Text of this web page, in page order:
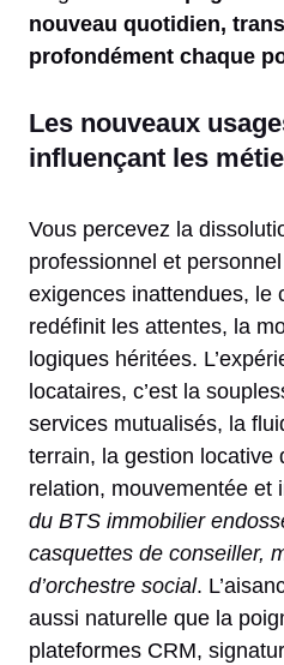
nouveau quotidien,
profondément chaque
Les nouveaux
influençant les
Vous percevez la
professionnel et
exigences inattendues, le
redéfinit les attentes, la
logiques héritées.
locataires, c’est la
services mutualisés, la
terrain, la gestion locative
relation, mouvementée et
du BTS immobilier
casquettes de conseiller,
d’orchestre social.
aussi naturelle que la
plateformes CRM,